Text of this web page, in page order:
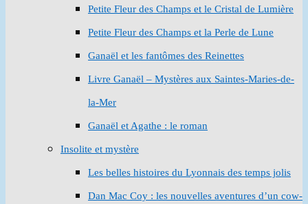
Petite Fleur des Champs et le Cristal de Lumière
Petite Fleur des Champs et la Perle de Lune
Ganaël et les fantômes des Reinettes
Livre Ganaël – Mystères aux Saintes-Maries-de-
la-Mer
Ganaël et Agathe : le roman
Insolite et mystère
Les belles histoires du Lyonnais des temps jolis
Dan Mac Coy : les nouvelles aventures d’un cow-